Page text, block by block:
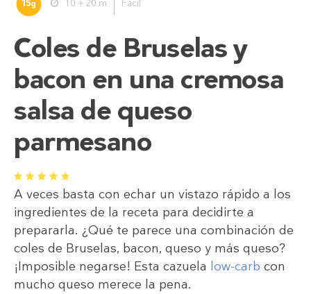
15g 10 + 20 m Fácil
Coles de Bruselas y
bacon en una cremosa
salsa de queso
parmesano
1 2 3 4 5
A veces basta con echar un vistazo rápido a los
ingredientes de la receta para decidirte a
prepararla. ¿Qué te parece una combinación de
coles de Bruselas, bacon, queso y más queso?
¡Imposible negarse! Esta cazuela low-carb con
mucho queso merece la pena.